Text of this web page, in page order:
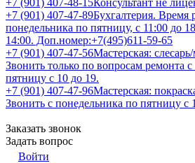
+7 (901) 407-48-15Консультант не
+7 (901) 407-47-89Бухгалтерия. Время
понедельника по пятницу, с 11:00 до
14:00. Доп.номер:+7(495)611-59-65
+7 (901) 407-47-56Мастерская:
Звонить только по вопросам ремонта
пятницу с 10 до 19.
+7 (901) 407-47-96Мастерская:
Звонить с понедельника по пятницу с
Заказать звонок
Задать вопрос
Войти